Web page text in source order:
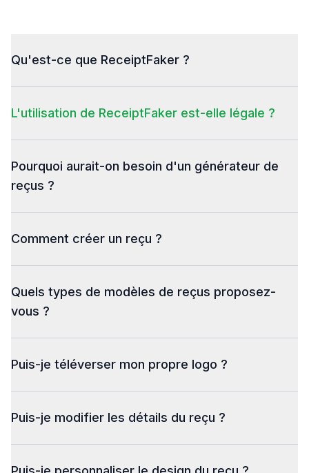
Qu'est-ce que ReceiptFaker ?
L'utilisation de ReceiptFaker est-elle légale ?
Pourquoi aurait-on besoin d'un générateur de
reçus ?
Comment créer un reçu ?
Quels types de modèles de reçus proposez-
vous ?
Puis-je téléverser mon propre logo ?
Puis-je modifier les détails du reçu ?